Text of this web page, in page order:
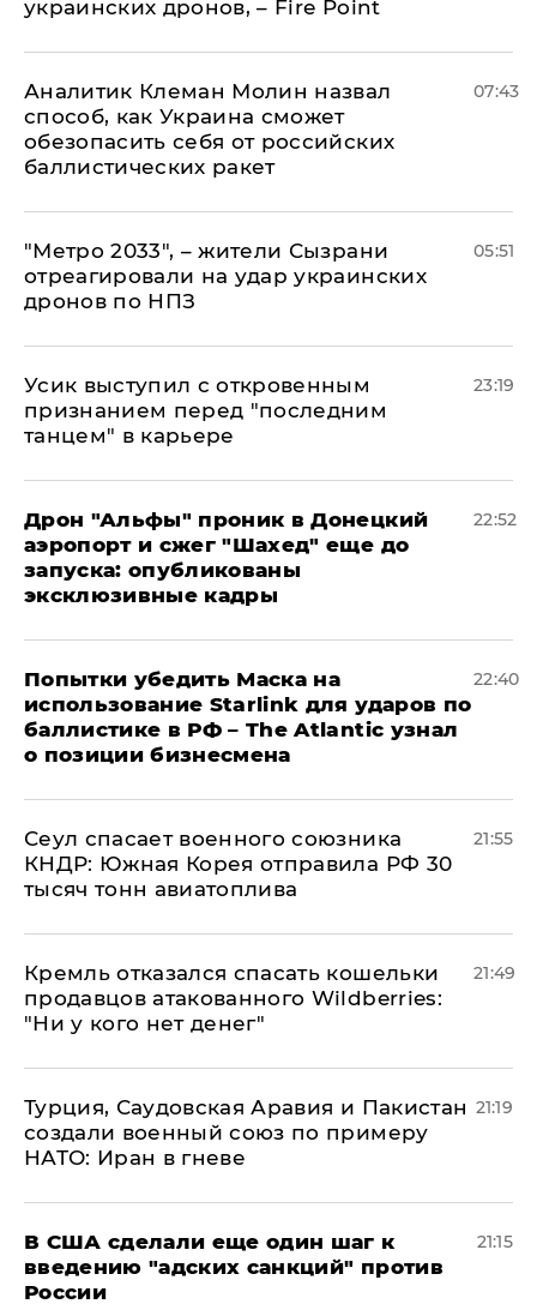
украинских дронов, – Fire Point
Аналитик Клеман Молин назвал
способ, как Украина сможет
обезопасить себя от российских
баллистических ракет
07:43
"Метро 2033", – жители Сызрани
отреагировали на удар украинских
дронов по НПЗ
05:51
Усик выступил с откровенным
признанием перед "последним
танцем" в карьере
23:19
Дрон "Альфы" проник в Донецкий
аэропорт и сжег "Шахед" еще до
запуска: опубликованы
эксклюзивные кадры
22:52
Попытки убедить Маска на
использование Starlink для ударов по
баллистике в РФ – The Atlantic узнал
о позиции бизнесмена
22:40
​Сеул спасает военного союзника
КНДР: Южная Корея отправила РФ 30
тысяч тонн авиатоплива
21:55
Кремль отказался спасать кошельки
продавцов атакованного Wildberries:
"Ни у кого нет денег"
21:49
Турция, Саудовская Аравия и Пакистан
создали военный союз по примеру
НАТО: Иран в гневе
21:19
В США сделали еще один шаг к
введению "адских санкций" против
России
21:15